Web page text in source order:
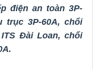
điện an toàn 3P-
trục 3P-60A,chổi
Đài Loan, chổi
.